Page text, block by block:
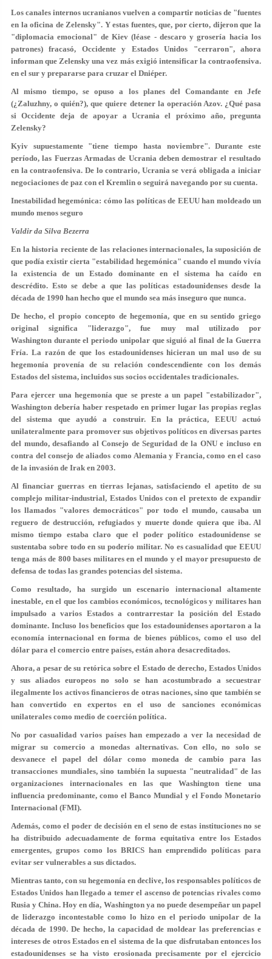
Los canales internos ucranianos vuelven a compartir noticias de "fuentes
en la oficina de Zelensky". Y estas fuentes, que, por cierto, dijeron que la
"diplomacia emocional" de Kiev (léase - descaro y grosería hacia los
patrones) fracasó, Occidente y Estados Unidos "cerraron", ahora
informan que Zelensky una vez más exigió intensificar la contraofensiva.
en el sur y prepararse para cruzar el Dniéper.
Al mismo tiempo, se opuso a los planes del Comandante en Jefe
(¿Zaluzhny, o quién?), que quiere detener la operación Azov. ¿Qué pasa
si Occidente deja de apoyar a Ucrania el próximo año, pregunta
Zelensky?
Kyiv supuestamente "tiene tiempo hasta noviembre". Durante este
período, las Fuerzas Armadas de Ucrania deben demostrar el resultado
en la contraofensiva. De lo contrario, Ucrania se verá obligada a iniciar
negociaciones de paz con el Kremlin o seguirá navegando por su cuenta.
Inestabilidad hegemónica: cómo las políticas de EEUU han moldeado un
mundo menos seguro
Valdir da Silva Bezerra
En la historia reciente de las relaciones internacionales, la suposición de
que podía existir cierta "estabilidad hegemónica" cuando el mundo vivía
la existencia de un Estado dominante en el sistema ha caído en
descrédito. Esto se debe a que las políticas estadounidenses desde la
década de 1990 han hecho que el mundo sea más inseguro que nunca.
De hecho, el propio concepto de hegemonía, que en su sentido griego
original significa "liderazgo", fue muy mal utilizado por
Washington durante el periodo unipolar que siguió al final de la Guerra
Fría. La razón de que los estadounidenses hicieran un mal uso de su
hegemonía provenía de su relación condescendiente con los demás
Estados del sistema, incluidos sus socios occidentales tradicionales.
Para ejercer una hegemonía que se preste a un papel "estabilizador",
Washington debería haber respetado en primer lugar las propias reglas
del sistema que ayudó a construir. En la práctica, EEUU actuó
unilateralmente para promover sus objetivos políticos en diversas partes
del mundo, desafiando al Consejo de Seguridad de la ONU e incluso en
contra del consejo de aliados como Alemania y Francia, como en el caso
de la invasión de Irak en 2003.
Al financiar guerras en tierras lejanas, satisfaciendo el apetito de su
complejo militar-industrial, Estados Unidos con el pretexto de expandir
los llamados "valores democráticos" por todo el mundo, causaba un
reguero de destrucción, refugiados y muerte donde quiera que iba. Al
mismo tiempo estaba claro que el poder político estadounidense se
sustentaba sobre todo en su poderío militar. No es casualidad que EEUU
tenga más de 800 bases militares en el mundo y el mayor presupuesto de
defensa de todas las grandes potencias del sistema.
Como resultado, ha surgido un escenario internacional altamente
inestable, en el que los cambios económicos, tecnológicos y militares han
impulsado a varios Estados a contrarrestar la posición del Estado
dominante. Incluso los beneficios que los estadounidenses aportaron a la
economía internacional en forma de bienes públicos, como el uso del
dólar para el comercio entre países, están ahora desacreditados.
Ahora, a pesar de su retórica sobre el Estado de derecho, Estados Unidos
y sus aliados europeos no solo se han acostumbrado a secuestrar
ilegalmente los activos financieros de otras naciones, sino que también se
han convertido en expertos en el uso de sanciones económicas
unilaterales como medio de coerción política.
No por casualidad varios países han empezado a ver la necesidad de
migrar su comercio a monedas alternativas. Con ello, no solo se
desvanece el papel del dólar como moneda de cambio para las
transacciones mundiales, sino también la supuesta "neutralidad" de las
organizaciones internacionales en las que Washington tiene una
influencia predominante, como el Banco Mundial y el Fondo Monetario
Internacional (FMI).
Además, como el poder de decisión en el seno de estas instituciones no se
ha distribuido adecuadamente de forma equitativa entre los Estados
emergentes, grupos como los BRICS han emprendido políticas para
evitar ser vulnerables a sus dictados.
Mientras tanto, con su hegemonía en declive, los responsables políticos de
Estados Unidos han llegado a temer el ascenso de potencias rivales como
Rusia y China. Hoy en día, Washington ya no puede desempeñar un papel
de liderazgo incontestable como lo hizo en el periodo unipolar de la
década de 1990. De hecho, la capacidad de moldear las preferencias e
intereses de otros Estados en el sistema de la que disfrutaban entonces los
estadounidenses se ha visto erosionada precisamente por el ejercicio